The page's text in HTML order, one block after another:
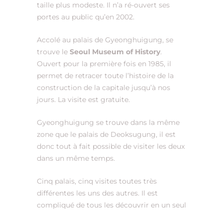
taille plus modeste. Il n’a ré-ouvert ses
portes au public qu’en 2002.
Accolé au palais de Gyeonghuigung, se
trouve le Seoul Museum of History.
Ouvert pour la première fois en 1985, il
permet de retracer toute l’histoire de la
construction de la capitale jusqu’à nos
jours. La visite est gratuite.
Gyeonghuigung se trouve dans la même
zone que le palais de Deoksugung, il est
donc tout à fait possible de visiter les deux
dans un même temps.
Cinq palais, cinq visites toutes très
différentes les uns des autres. Il est
compliqué de tous les découvrir en un seul